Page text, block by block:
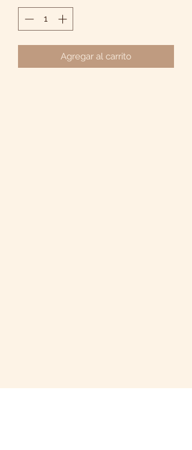
Agregar al carrito